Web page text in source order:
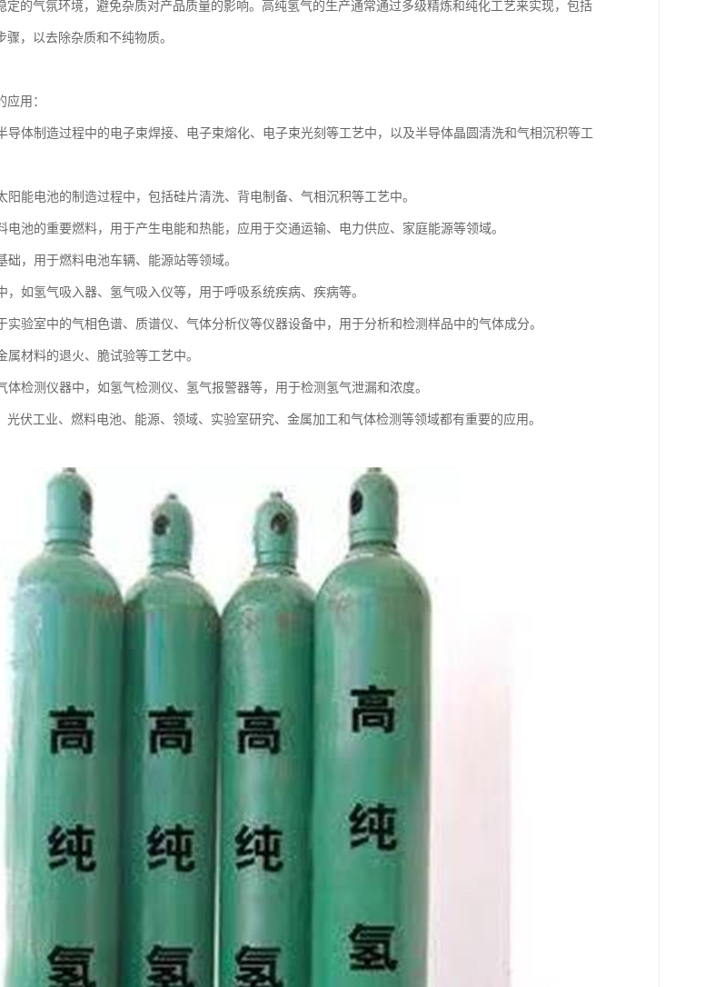
定的气氛环境，避免杂质对产品质量的影响。高纯氢气的生产通常通过多级精炼和纯化工艺来实现，包括
，以去除杂质和不纯物质。
用：
导体制造过程中的电子束焊接、电子束熔化、电子束光刻等工艺中，以及半导体晶圆清洗和气相沉积等工
阳能电池的制造过程中，包括硅片清洗、背电制备、气相沉积等工艺中。
电池的重要燃料，用于产生电能和热能，应用于交通运输、电力供应、家庭能源等领域。
，用于燃料电池车辆、能源站等领域。
，如氢气吸入器、氢气吸入仪等，用于呼吸系统疾病、疾病等。
实验室中的气相色谱、质谱仪、气体分析仪等仪器设备中，用于分析和检测样品中的气体成分。
材料的退火、脆试验等工艺中。
体检测仪器中，如氢气检测仪、氢气报警器等，用于检测氢气泄漏和浓度。
光伏工业、燃料电池、能源、领域、实验室研究、金属加工和气体检测等领域都有重要的应用。